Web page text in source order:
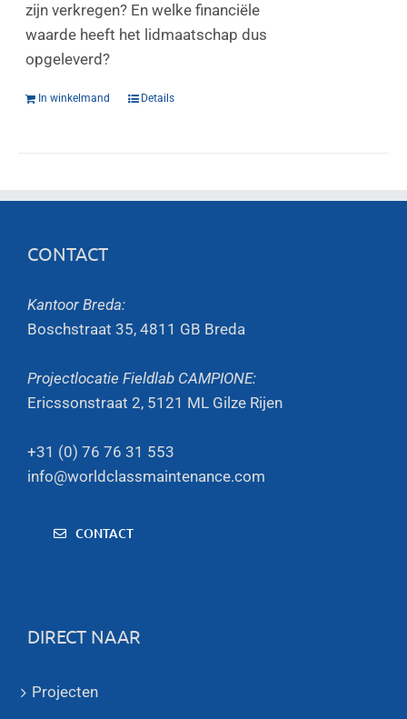
zijn verkregen? En welke financiële
waarde heeft het lidmaatschap dus
opgeleverd?
In winkelmand Details
CONTACT
Kantoor Breda:
Boschstraat 35, 4811 GB Breda
Projectlocatie Fieldlab CAMPIONE:
Ericssonstraat 2, 5121 ML Gilze Rijen
+31 (0) 76 76 31 553
info@worldclassmaintenance.com
CONTACT
DIRECT NAAR
Projecten